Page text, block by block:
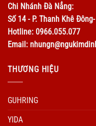
Chi Nhánh Đà Nẳng:
Số 14 - P. Thanh Khê
Hotline: 0966.055.077
Email:
THƯƠNG HIỆU
GUHRING
YIDA